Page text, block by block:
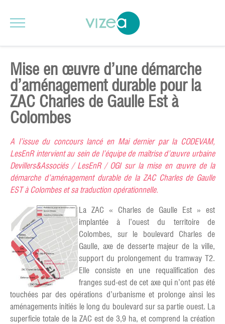
Mise en œuvre d’une démarche
d’aménagement durable pour la
ZAC Charles de Gaulle Est à
Colombes
A l’issue du concours lancé en Mai dernier par la CODEVAM,
LesEnR intervient au sein de l’équipe de maîtrise d’œuvre urbaine
Devillers&Associés / LesEnR / OGI sur la mise en œuvre de la
démarche d’aménagement durable de la ZAC Charles de Gaulle
EST à Colombes et sa traduction opérationnelle.
La ZAC « Charles de Gaulle Est » est
implantée à l’ouest du territoire de
Colombes, sur le boulevard Charles de
Gaulle, axe de desserte majeur de la ville,
support du prolongement du tramway T2.
Elle consiste en une requalification des
franges sud-est de cet axe qui n’ont pas été
touchées par des opérations d’urbanisme et prolonge ainsi les
aménagements initiés le long du boulevard sur sa partie ouest. La
superficie totale de la ZAC est de 3,9 ha, et comprend la création